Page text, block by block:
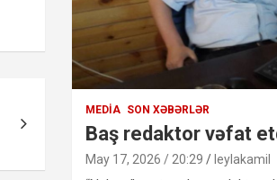
MEDIA SON XƏBƏRLƏR
Baş redaktor vəfat
May 17, 2026 / 20:29 leylakamil